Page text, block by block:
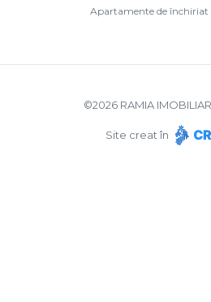
Apartamente de închiriat
©2026RAMIA
Site creat în